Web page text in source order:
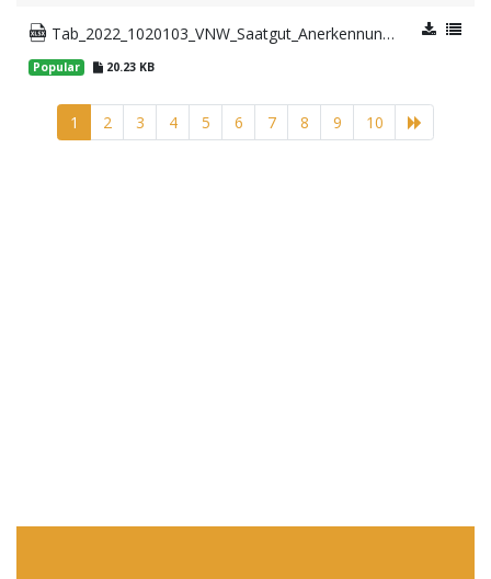
Tab_2022_1020103_VNW_Saatgut_Anerkennungsflaechen_Bio_BL.xlsx
Popular 20.23 KB
1 2 3 4 5 6 7 8 9 10